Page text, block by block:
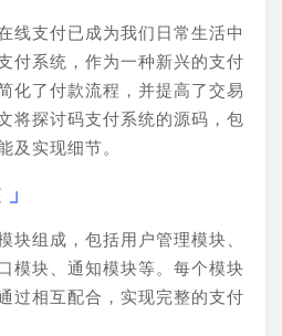
线支付已成为我们日常生活中
付系统，作为一种新兴的支付
化了付款流程，并提高了交易
将探讨码支付系统的源码，包
及实现细节。
块组成，包括用户管理模块、
模块、通知模块等。每个模块
过相互配合，实现完整的支付